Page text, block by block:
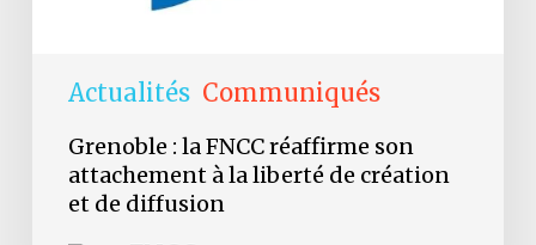
Actualités Communiqués
diffusion
Grenoble : la FNCC réaffirme son
attachement à la liberté de création
et de diffusion